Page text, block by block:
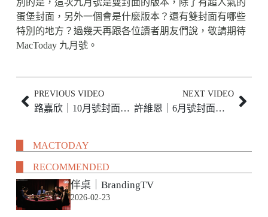
別­的是，這次九月號是雙封面的版本，除了有超人氣的
蛋堡封面，另外一個會是什麼版本？還­有雙封面有哪些
特別的地方？過幾天再跟各位讀者朋友們說，敬請期待
MacToday 九月號。
PREVIOUS VIDEO
路嘉欣｜10月號封面人物
NEXT VIDEO
許維恩｜6月號封面人物
MACTODAY
RECOMMENDED
伴桌｜BrandingTV
2026-02-23